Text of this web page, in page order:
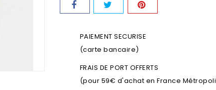
PAIEMENT SECURISE
(carte bancaire)
FRAIS DE PORT OFFERTS
(pour 59€ d'achat en France